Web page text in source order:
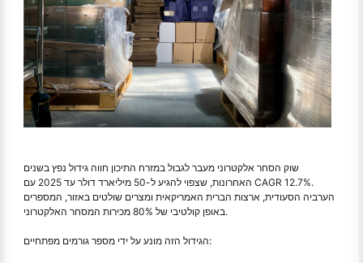
שוק הסחר אלקטרוני מעבר לגבול במזרח התיכון חווה גידול נפץ בשנים
האחרונות, שצפוי להגיע ל-50 מיליארד דולר עד 2025 עם CAGR 12.7%.
הערביה הסעודית, ארצות הברית האמריקאית ומצרים שולטים באזור, המספרים
באופן קולטיבי של 80% מכירות המסחר האלקטרוני.
הגידול הזה מונע על ידי מספר גורמים מפתחיים: